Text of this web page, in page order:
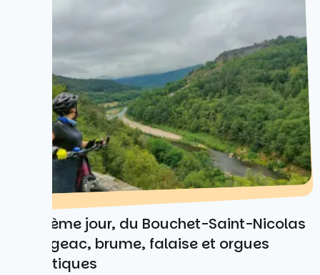
Deuxième jour, du Bouchet-Saint-Nicolas
à Langeac, brume, falaise et orgues
basaltiques